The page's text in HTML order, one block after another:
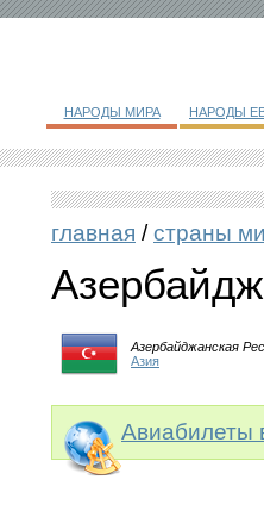
НАРОДЫ МИРА НАРОДЫ
главная /страны
Азербайджанская
Азия
Авиабилеты